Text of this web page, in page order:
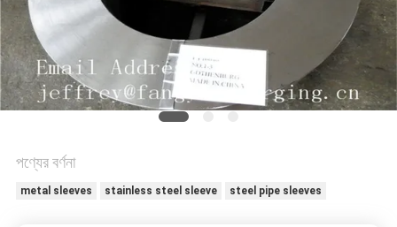
PRIVACY
POLICY
পণ্যের বর্ণনা
metal sleeves stainless steel sleeve steel pipe sleeves